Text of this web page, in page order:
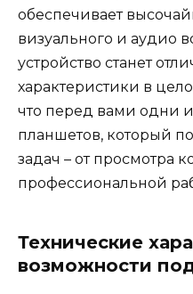
обеспечивает
визуального и аудио
устройство станет
характеристики в
что перед вами одни
планшетов, который
задач – от просмотра
профессиональной
Технические
возможности